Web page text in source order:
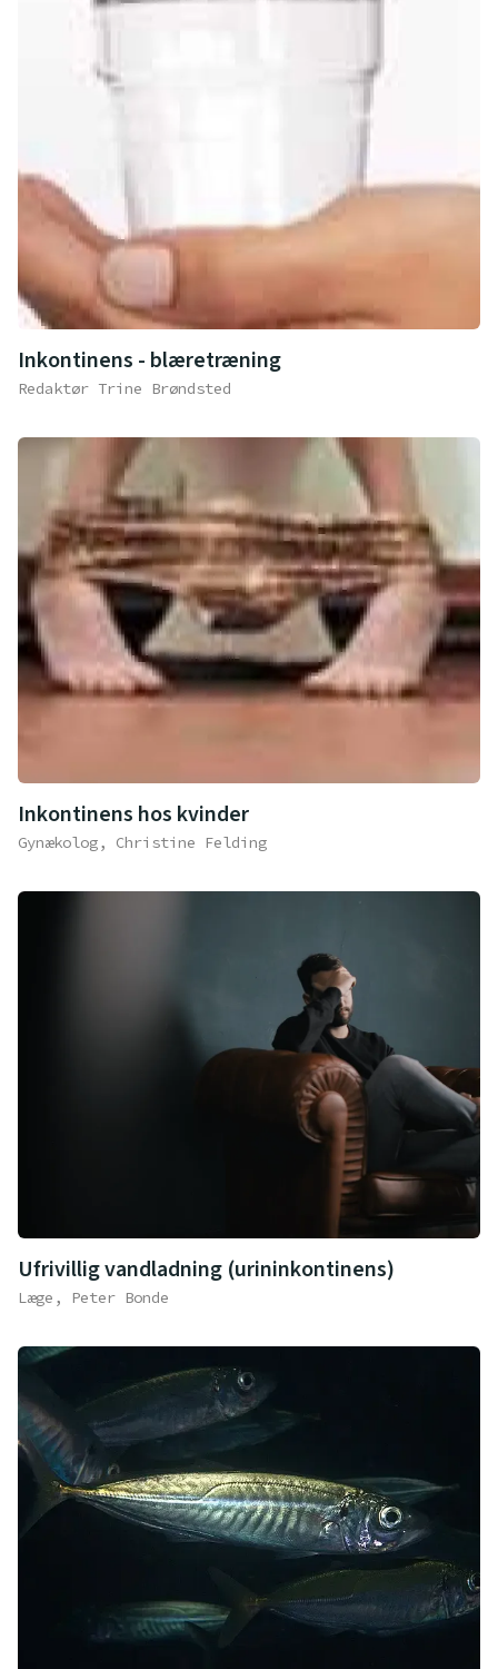
Inkontinens - blæretræning
Redaktør Trine Brøndsted
Inkontinens hos kvinder
Gynækolog, Christine Felding
Ufrivillig vandladning (urininkontinens)
Læge, Peter Bonde